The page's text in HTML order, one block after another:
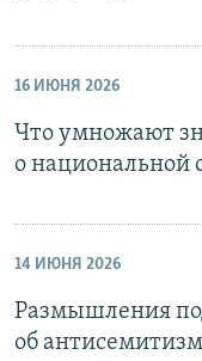
16 ИЮНЯ 2026
Что умножают
о национальной
14 ИЮНЯ 2026
Размышления
об